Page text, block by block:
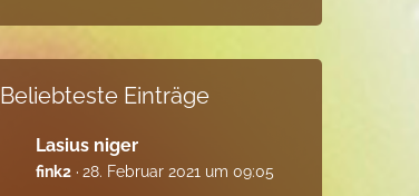
Beliebteste Einträge
Lasius niger
fink2 28. Februar 2021 um 09:05